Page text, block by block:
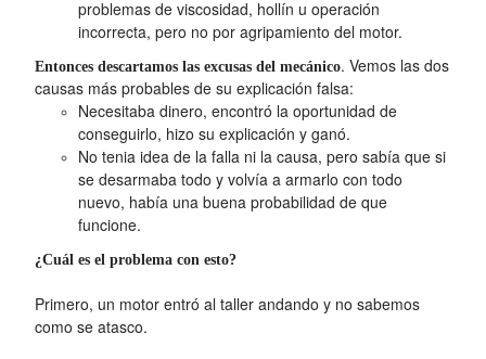
problemas de viscosidad, hollín u operación
incorrecta, pero no por agripamiento del motor.
Entonces descartamos las excusas del mecánico. Vemos las dos
causas más probables de su explicación falsa:
Necesitaba dinero, encontró la oportunidad de
conseguirlo, hizo su explicación y ganó.
No tenia idea de la falla ni la causa, pero sabía que si
se desarmaba todo y volvía a armarlo con todo
nuevo, había una buena probabilidad de que
funcione.
¿Cuál es el problema con esto?
Primero, un motor entró al taller andando y no sabemos
como se atasco.